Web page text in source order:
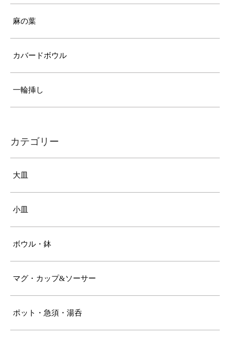
麻の葉
カバードボウル
一輪挿し
カテゴリー
大皿
小皿
ボウル・鉢
マグ・カップ&ソーサー
ポット・急須・湯呑